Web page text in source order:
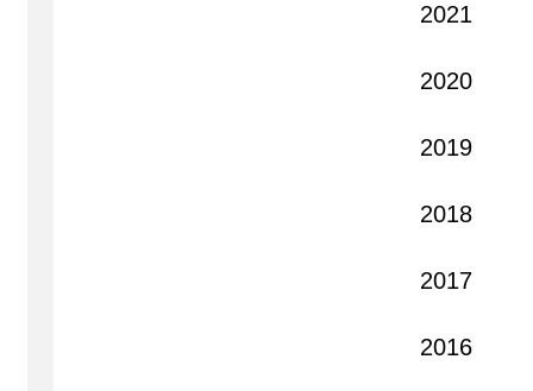
2021
2020
2019
2018
2017
2016